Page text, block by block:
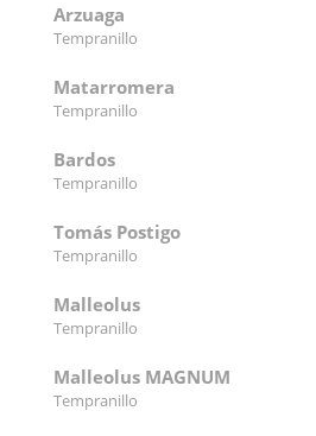
Arzuaga
Tempranillo
Matarromera
Tempranillo
Bardos
Tempranillo
Tomás Postigo
Tempranillo
Malleolus
Tempranillo
Malleolus MAGNUM
Tempranillo